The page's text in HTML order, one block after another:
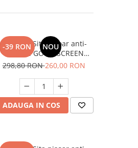
-39 RON NOU
SET: 12 x Sita pisoar anti-
stropire GOOD SCREEN
PROScent 60+, Fresh Breeze
298,80 RON260,00 RON
ADAUGA IN COS